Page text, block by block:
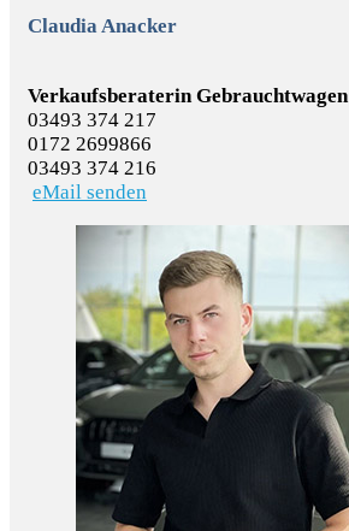
Claudia Anacker
Verkaufsberaterin Gebrauchtwagen
03493 374 217
0172 2699866
03493 374 216
eMail senden